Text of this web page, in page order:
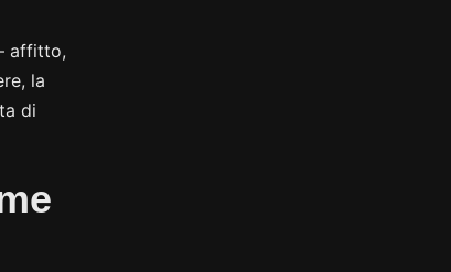
affitto,
la
di